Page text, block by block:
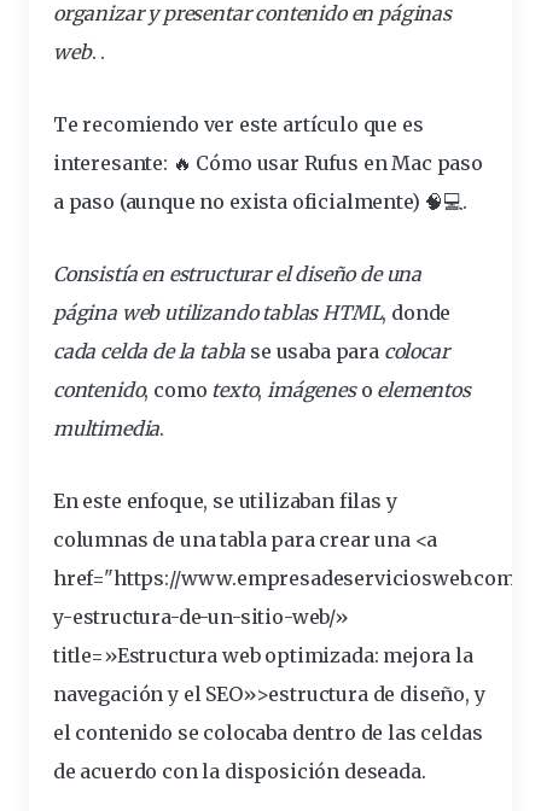
organizary presentar contenido en páginas
web. .
Te recomiendo ver este artículo que es
interesante: 🔥 Cómo usar Rufus en Mac paso
a paso (aunque no exista oficialmente) 🧠💻.
Consistía en estructurarel diseño de una
páginaweb utilizando tablas HTML, donde
cada celda de la tabla se usaba para colocar
contenido, como texto,imágeneso elementos
multimedia.
En este enfoque, se utilizaban filas y
columnas de una tabla para crear una <a
href="https://www.empresadeserviciosweb.com/
y-estructura-de-un-sitio-web/»
title=»Estructura web optimizada: mejora la
navegación y el SEO»>estructura de diseño, y
el contenido se colocaba dentro de las celdas
de acuerdo con la disposición deseada.